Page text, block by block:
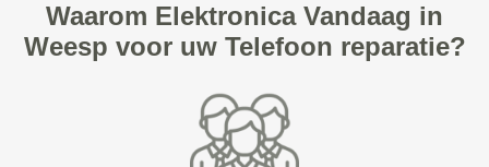
Waarom Elektronica Vandaag in
Weesp voor uw Telefoon reparatie?